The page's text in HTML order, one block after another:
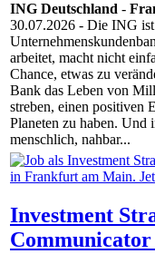
ING Deutschland -
30.07.2026 - Die ING ist
arbeitet, macht nicht
Chance, etwas zu
Bank das Leben von
streben, einen positiven
Planeten zu haben. Und
menschlich, nahbar...
Investment